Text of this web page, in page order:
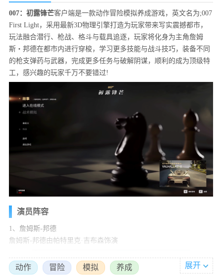
007：初露锋芒客户端是一款动作冒险模拟养成游戏，英文名为;007
First Light，采用最新3D物理引擎打造为玩家带来写实震撼都市，
玩法融合潜行、枪战、格斗与载具追逐，玩家将化身为主角詹姆
斯・邦德在都市内进行穿梭，学习更多技能与战斗技巧，装备不同
的枪支弹药与武器，完成更多任务与破解阴谋，顺利的成为顶级特
工，感兴趣的玩家千万不要错过!
演员阵容
1、詹姆斯-邦德
詹姆斯-邦德由帕特里克·吉布森饰演
展开
动作 冒险 模拟 养成